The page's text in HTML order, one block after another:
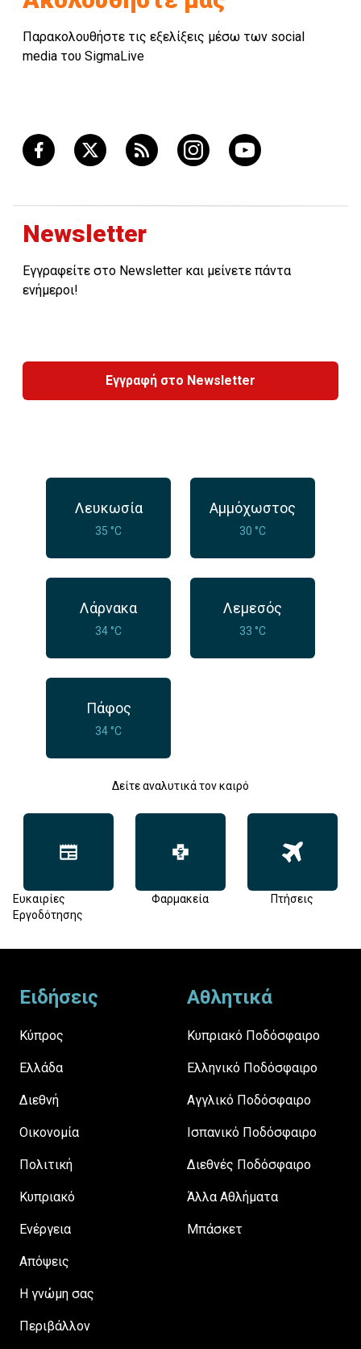
Παρακολουθήστε τις εξελίξεις μέσω των social
media του SigmaLive
Newsletter
Εγγραφείτε στο Newsletter και μείνετε πάντα
ενήμεροι!
Εγγραφή στο Newsletter
Λευκωσία
35 °C
Αμμόχωστος
30 °C
Λάρνακα
34 °C
Λεμεσός
33 °C
Πάφος
34 °C
Δείτε αναλυτικά τον καιρό
Ευκαιρίες
Εργοδότησης
Φαρμακεία Πτήσεις
Ειδήσεις
Κύπρος
Ελλάδα
Διεθνή
Οικονομία
Πολιτική
Κυπριακό
Ενέργεια
Απόψεις
H γνώμη σας
Περιβάλλον
Αθλητικά
Κυπριακό Ποδόσφαιρο
Ελληνικό Ποδόσφαιρο
Αγγλικό Ποδόσφαιρο
Ισπανικό Ποδόσφαιρο
Διεθνές Ποδόσφαιρο
Άλλα Αθλήματα
Μπάσκετ